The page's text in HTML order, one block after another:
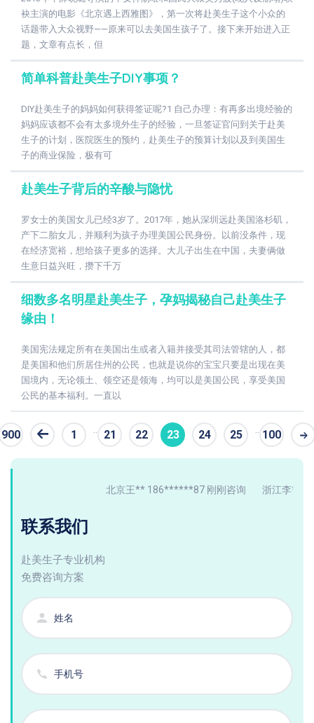
袂主演的电影《北京遇上西雅图》，第一次将赴美生子这个小众的
话题带入大众视野——原来可以去美国生孩子了。接下来开始进入正
题，文章有点长，但
简单科普赴美生子DIY事项？
DIY赴美生子的妈妈如何获得签证呢?1 自己办理：有再多出境经验的
妈妈应该都不会有太多境外生子的经验，一旦签证官问到关于赴美
生子的计划，医院医生的预约，赴美生子的预算计划以及到美国生
子的商业保险，极有可
赴美生子背后的辛酸与隐忧
罗女士的美国女儿已经3岁了。2017年，她从深圳远赴美国洛杉矶，
产下二胎女儿，并顺利为孩子办理美国公民身份。以前没条件，现
在经济宽裕，想给孩子更多的选择。大儿子出生在中国，夫妻俩做
生意日益兴旺，攒下千万
细数多名明星赴美生子，孕妈揭秘自己赴美生子
缘由！
美国宪法规定所有在美国出生或者入籍并接受其司法管辖的人，都
是美国和他们所居住州的公民，也就是说你的宝宝只要是出现在美
国境内，无论领土、领空还是领海，均可以是美国公民，享受美国
公民的基本福利。一直以
900
条
1 21 22 23 24 25 100
北京王** 186******87 刚刚咨询 浙江李**
联系我们
赴美生子专业机构
免费咨询方案